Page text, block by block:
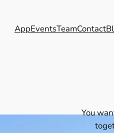
AppEventsTeamContact
You